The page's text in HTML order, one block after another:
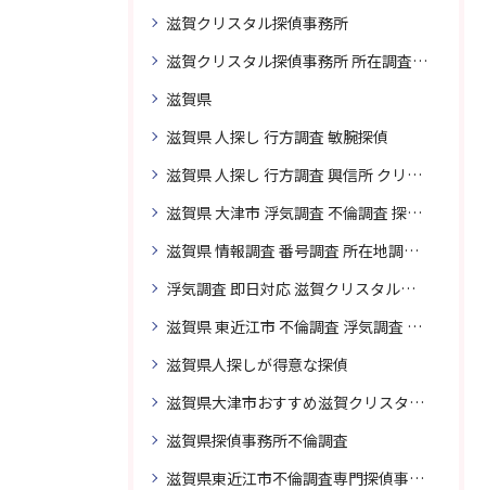
滋賀クリスタル探偵事務所
滋賀クリスタル探偵事務所 所在調査 得意
滋賀県
滋賀県 人探し 行方調査 敏腕探偵
滋賀県 人探し 行方調査 興信所 クリスタル探偵がおすすめ
滋賀県 大津市 浮気調査 不倫調査 探偵 探偵事務所 素行調査 企業調査 興信所
滋賀県 情報調査 番号調査 所在地調査 企業調査 探偵事務所
浮気調査 即日対応 滋賀クリスタル探偵事務所
滋賀県 東近江市 不倫調査 浮気調査 探偵 探偵事務所 無料相談 調査料金
滋賀県人探しが得意な探偵
滋賀県大津市おすすめ滋賀クリスタル探偵事務所
滋賀県探偵事務所不倫調査
滋賀県東近江市不倫調査専門探偵事務所